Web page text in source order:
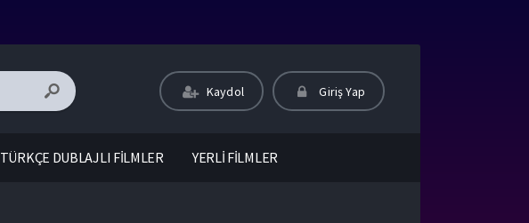
Kaydol Giriş Yap
TÜRKÇE DUBLAJLI FİLMLER YERLİ FİLMLER